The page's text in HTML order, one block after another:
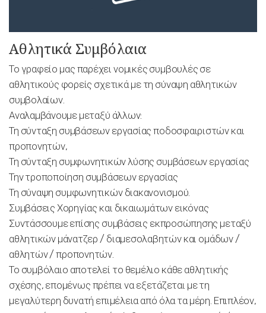
Αθλητικά Συμβόλαια
Το γραφείο μας παρέχει νομικές συμβουλές σε
αθλητικούς φορείς σχετικά με τη σύναψη αθλητικών
συμβολαίων.
Αναλαμβάνουμε μεταξύ άλλων:
Τη σύνταξη συμβάσεων εργασίας ποδοσφαιριστών και
προπονητών,
Τη σύνταξη συμφωνητικών λύσης συμβάσεων εργασίας
Την τροποποίηση συμβάσεων εργασίας
Τη σύναψη συμφωνητικών διακανονισμού.
Συμβάσεις Χορηγίας και δικαιωμάτων εικόνας
Συντάσσουμε επίσης συμβάσεις εκπροσώπησης μεταξύ
αθλητικών μάνατζερ / διαμεσολαβητών και ομάδων /
αθλητών / προπονητών.
Το συμβόλαιο αποτελεί το θεμέλιο κάθε αθλητικής
σχέσης, επομένως πρέπει να εξετάζεται με τη
μεγαλύτερη δυνατή επιμέλεια από όλα τα μέρη. Επιπλέον,